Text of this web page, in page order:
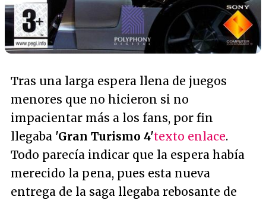
Tras una larga espera llena de juegos
menores que no hicieron si no
impacientar más a los fans, por fin
llegaba 'Gran Turismo 4'texto enlace.
Todo parecía indicar que la espera había
merecido la pena, pues esta nueva
entrega de la saga llegaba rebosante de